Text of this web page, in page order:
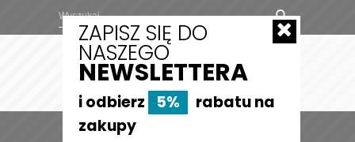
MENU
ZAPISZ SIĘ DO
NASZEGO
NEWSLETTERA
i odbierz 5%
rabatu na
zakupy